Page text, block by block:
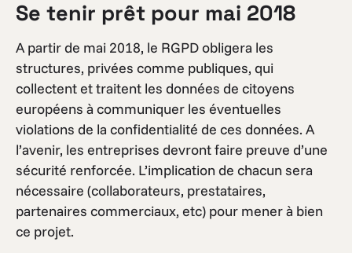
Se tenir prêt pour mai 2018
A partir de mai 2018, le RGPD obligera les
structures, privées comme publiques, qui
collectent et traitent les données de citoyens
européens à communiquer les éventuelles
violations de la confidentialité de ces données. A
l’avenir, les entreprises devront faire preuve d’une
sécurité renforcée. L’implication de chacun sera
nécessaire (collaborateurs, prestataires,
partenaires commerciaux, etc) pour mener à bien
ce projet.